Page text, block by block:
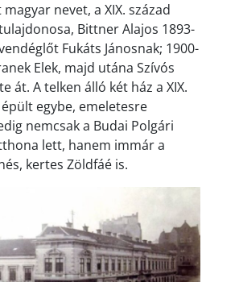
nevet, a XIX. század
Bittner Alajos 1893-
Fukáts Jánosnak; 1900-
Elek, majd utána Szívós
át. A telken álló két ház a XIX.
egybe, emeletesre
nemcsak a Budai Polgári
lett, hanem immár a
kertes Zöldfáé is.